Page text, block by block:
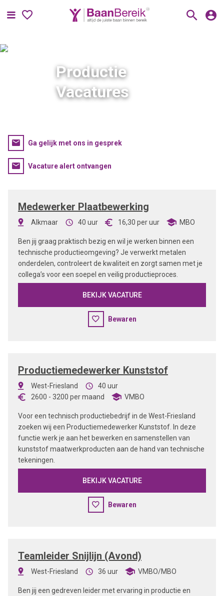
Menu
Productie
Vacatures
Ga gelijk met ons in gesprek
Vacature alert ontvangen
Medewerker Plaatbewerking
Alkmaar 40 uur 16,30 per uur MBO
Ben jij graag praktisch bezig en wil je werken binnen een
technische productieomgeving? Je verwerkt metalen
onderdelen, controleert de kwaliteit en zorgt samen met je
collega’s voor een soepel en veilig productieproces.
BEKIJK VACATURE
Bewaren
Productiemedewerker Kunststof
West-Friesland
40 uur
2600 - 3200 per maand VMBO
Voor een technisch productiebedrijf in de West-Friesland
zoeken wij een Productiemedewerker Kunststof. In deze
functie werk je aan het bewerken en samenstellen van
kunststof maatwerkproducten aan de hand van technische
tekeningen.
BEKIJK VACATURE
Bewaren
Teamleider Snijlijn (Avond)
West-Friesland 36 uur VMBO/MBO
Ben jij een gedreven leider met ervaring in productie en